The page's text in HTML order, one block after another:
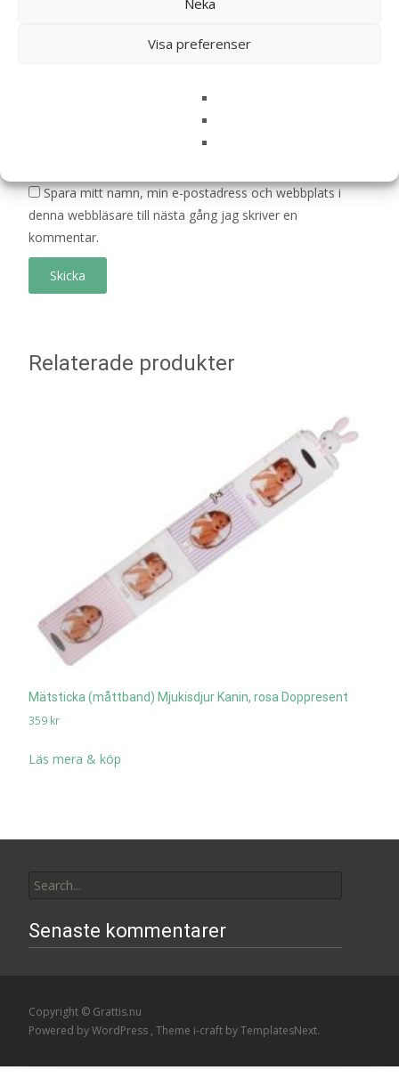
Neka
Visa preferenser
Spara mitt namn, min e-postadress och webbplats i
denna webbläsare till nästa gång jag skriver en
kommentar.
Relaterade produkter
Mätsticka (måttband) Mjukisdjur Kanin, rosa Doppresent
359 kr
Läs mera & köp
for:
Senaste kommentarer
Copyright © Grattis.nu
Powered by WordPress , Theme i-craft by TemplatesNext.